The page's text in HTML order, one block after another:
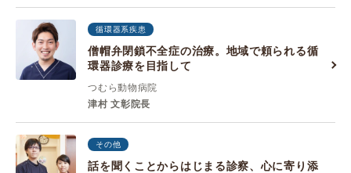
循環器系疾患
僧帽弁閉鎖不全症の治療。地域で頼られる循
環器診療を目指して
つむら動物病院
津村 ⽂彰院長
その他
話を聞くことからはじまる診察、心に寄り添